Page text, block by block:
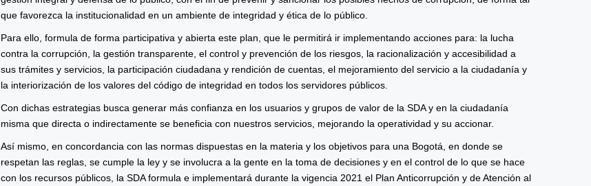
que favorezca la institucionalidad en un ambiente de integridad y ética de lo público.
Para ello, formula de forma participativa y abierta este plan, que le permitirá ir implementando acciones para: la lucha
contra la corrupción, la gestión transparente, el control y prevención de los riesgos, la racionalización y accesibilidad a
sus trámites y servicios, la participación ciudadana y rendición de cuentas, el mejoramiento del servicio a la ciudadanía y
la interiorización de los valores del código de integridad en todos los servidores públicos.
Con dichas estrategias busca generar más confianza en los usuarios y grupos de valor de la SDA y en la ciudadanía
misma que directa o indirectamente se beneficia con nuestros servicios, mejorando la operatividad y su accionar.
Así mismo, en concordancia con las normas dispuestas en la materia y los objetivos para una Bogotá, en donde se
respetan las reglas, se cumple la ley y se involucra a la gente en la toma de decisiones y en el control de lo que se hace
con los recursos públicos, la SDA formula e implementará durante la vigencia 2021 el Plan Anticorrupción y de Atención al